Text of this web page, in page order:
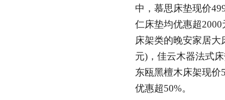
中，慕思床垫现价
仁床垫均优惠超
床架类的晚安家居大
元)，佳云木器法式
东瓯黑檀木床架现价
优惠超50%。